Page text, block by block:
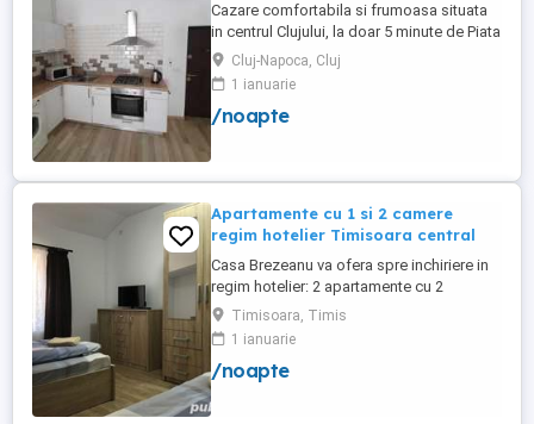
Cazare comfortabila si frumoasa situata
in centrul Clujului, la doar 5 minute de Piata
Mihai Viteazu, intr-un bloc nou.
Apartamentul este mobilat si utilat
complet, avand aragaz, hota, cuptor de
microunde, fierbator de apa, masina de
Cluj-Napoca, Cluj
1 ianuarie
/noapte
Apartamente cu 1 si 2 camere
regim hotelier Timisoara central
Casa Brezeanu va ofera spre inchiriere in
regim hotelier: 2 apartamente cu 2
dormitoare, baie si bucatarie proprie. (4
locuri cazare in fiecare apartament) 1
apartament cu 1 dormitor, baie si
bucatarie proprie. (3 locuri cazare) Fiecare
Timisoara, Timis
1 ianuarie
/noapte